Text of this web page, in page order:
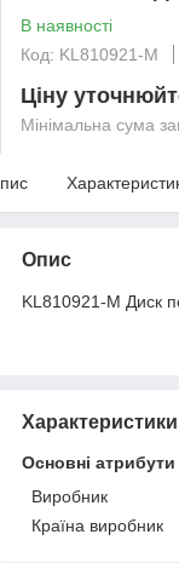
В наявності
Код: KL810921-M
Ціну
Мінімальна сума
Опис
KL810921-M Диск
Характеристики
Основні атрибути
Виробник
Країна виробник